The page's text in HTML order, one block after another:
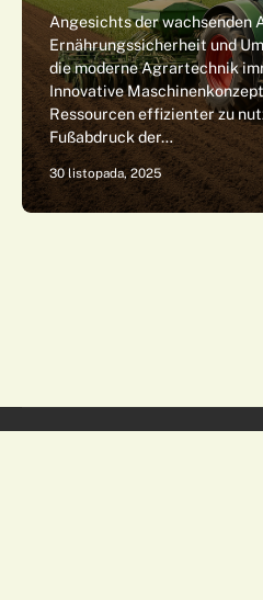
Angesichts der wachsenden
Ernährungssicherheit und
die moderne Agrartechnik
Innovative
Ressourcen effizienter zu
Fußabdruck der…
30 listopada, 2025